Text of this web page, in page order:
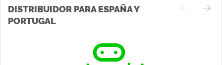
DISTRIBUIDOR PARA ESPAÑA Y
PORTUGAL